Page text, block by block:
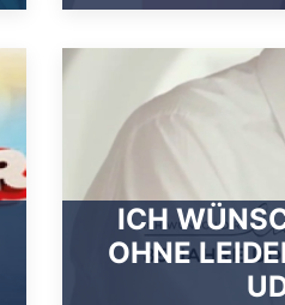
ICH
OHNE